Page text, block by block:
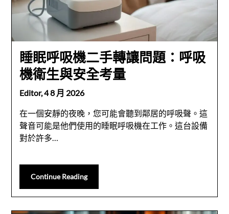
睡眠呼吸機二手轉讓問題：呼吸
機衛生與安全考量
Editor,4 8 月 2026
在一個安靜的夜晚，您可能會聽到鄰居的呼吸聲。這
聲音可能是他們使用的睡眠呼吸機在工作。這台設備
對於許多…
Continue Reading